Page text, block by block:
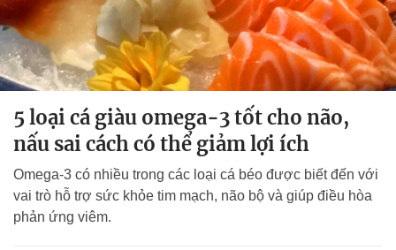
5 loại cá giàu omega-3 tốt cho não,
nấu sai cách có thể giảm lợi ích
Omega-3 có nhiều trong các loại cá béo được biết đến với
vai trò hỗ trợ sức khỏe tim mạch, não bộ và giúp điều hòa
phản ứng viêm.